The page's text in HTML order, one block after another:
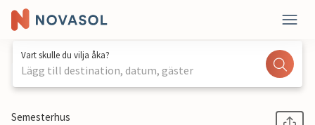
Vart skulle du vilja åka?
Lägg till destination, datum, gäster
1 / 16
Semesterhus